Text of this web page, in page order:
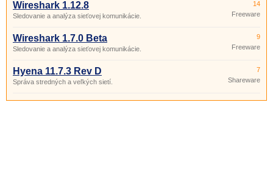
Wireshark 1.12.8
Sledovanie a analýza sieťovej komunikácie.
14
Freeware
Wireshark 1.7.0 Beta
Sledovanie a analýza sieťovej komunikácie.
9
Freeware
Hyena 11.7.3 Rev D
Správa stredných a veľkých sietí.
7
Shareware